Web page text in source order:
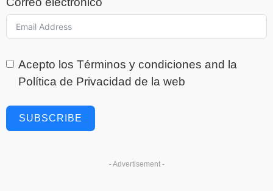
Acepto los Términos y condiciones and la
Política de Privacidad de la web
SUBSCRIBE
- Advertisement -